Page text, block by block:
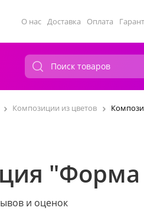
О нас Доставка Оплата
Композиции из цветов
и оценок